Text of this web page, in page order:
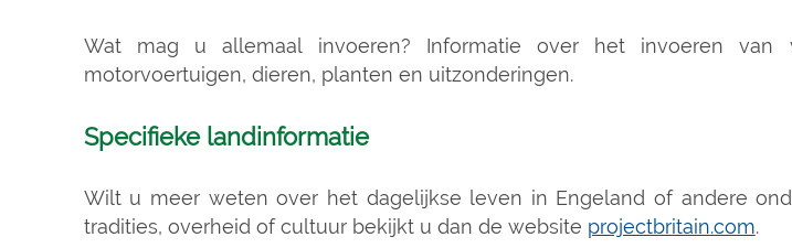
Wat mag u allemaal invoeren? Informatie over het invoeren van
motorvoertuigen, dieren, planten en uitzonderingen.
Specifieke landinformatie
Wilt u meer weten over het dagelijkse leven in Engeland of andere
tradities, overheid of cultuur bekijkt u dan de website projectbritain.com.